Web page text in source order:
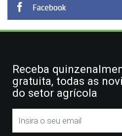
Receba
gratuita, todas as
do setor agrícola